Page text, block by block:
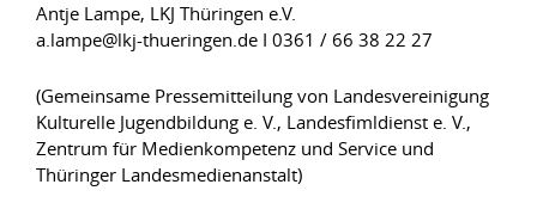
Antje Lampe, LKJ Thüringen e.V.
a.lampe@lkj-thueringen.de I 0361 / 66 38 22 27
(Gemeinsame Pressemitteilung von Landesvereinigung
Kulturelle Jugendbildung e. V., Landesfimldienst e. V.,
Zentrum für Medienkompetenz und Service und
Thüringer Landesmedienanstalt)